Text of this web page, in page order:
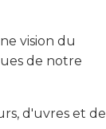
vision du
de notre
d'uvres et de